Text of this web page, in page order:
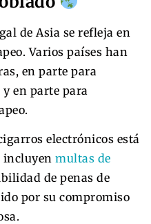
de Asia se refleja en
Varios países han
en parte para
en parte para
electrónicos está
incluyen multas de
de penas de
por su compromiso